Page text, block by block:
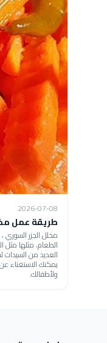
2026-07-08
طريقة عمل
مخلل الجزر السوري
الطعام، مثلها مثل
العديد من
يمكنك الاستغناء
ولأطفالك.